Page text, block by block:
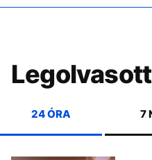
24 ÓRA 7